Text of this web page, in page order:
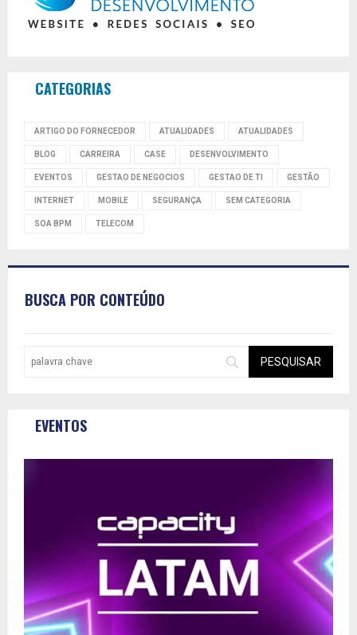
CATEGORIAS
ARTIGO DO FORNECEDOR ATUALIDADES ATUALIDADES
BLOG CARREIRA CASE DESENVOLVIMENTO
EVENTOS GESTAO DE NEGOCIOS GESTAO DE TI GESTÃO
INTERNET MOBILE SEGURANÇA SEM CATEGORIA
SOA BPM TELECOM
BUSCA POR CONTEÚDO
EVENTOS